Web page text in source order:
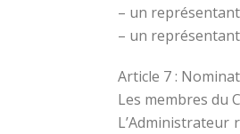
– un représentant
– un
Article 7 :
Les membres du